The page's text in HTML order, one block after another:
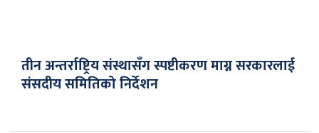
तीन अन्तर्राष्ट्रिय संस्थासँग स्पष्टीकरण माग्न सरकारलाई
संसदीय समितिको निर्देशन